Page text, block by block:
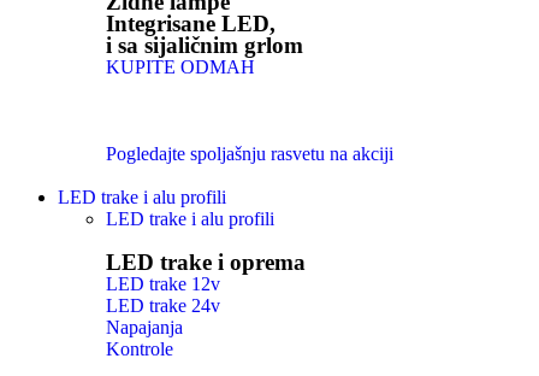
Integrisane LED,
i sa sijaličnim grlom
KUPITE ODMAH
Pogledajte spoljašnju rasvetu na akciji
LED trake i alu profili
LED trake i alu profili
LED trake i oprema
LED trake 12v
LED trake 24v
Napajanja
Kontrole